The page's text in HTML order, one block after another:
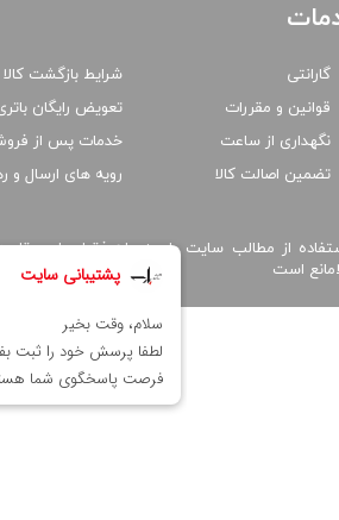
از مطالب سایت پارسه واچ فقط برای
است
گارانتی
قوانین و مقررات
نگهداری از ساعت
تضمین اصالت کالا
شرایط بازگشت کالا
تعویض رایگان
خدمات پس از
رویه های ارسال و